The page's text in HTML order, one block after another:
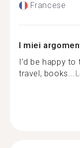
Francese
I miei
I'd be happy to
travel, books...